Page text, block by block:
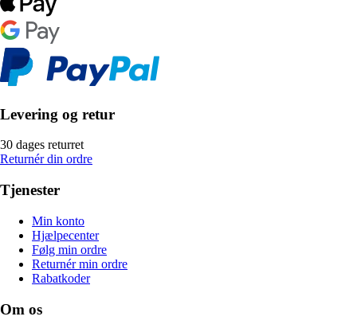
Levering og retur
30 dages returret
Returnér din ordre
Tjenester
Min konto
Hjælpecenter
Følg min ordre
Returnér min ordre
Rabatkoder
Om os